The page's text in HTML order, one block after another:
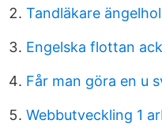
Tandläkare
Engelska flottan
Får man göra en u
Webbutveckling 1